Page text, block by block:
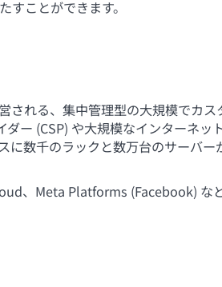
ことができます。
れる、集中管理型の大規模でカ
ー (CSP) や大規模なインターネッ
数千のラックと数万台のサーバ
、Meta Platforms (Facebook) な